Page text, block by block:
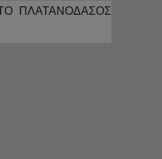
ΠΛΑΤΑΝΟΔΑΣΟΣ